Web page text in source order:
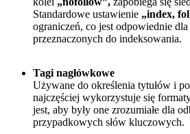
Standardowe ustawienie „index,
ograniczeń, co jest odpowiednie
przeznaczonych do indeksowania.
Tagi nagłówkowe
Używane do określenia tytułów i
najczęściej wykorzystuje się
jest, aby były one zrozumiałe dla
przypadkowych słów kluczowych.